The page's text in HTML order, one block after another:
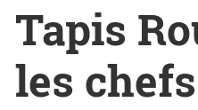
Tapis
les